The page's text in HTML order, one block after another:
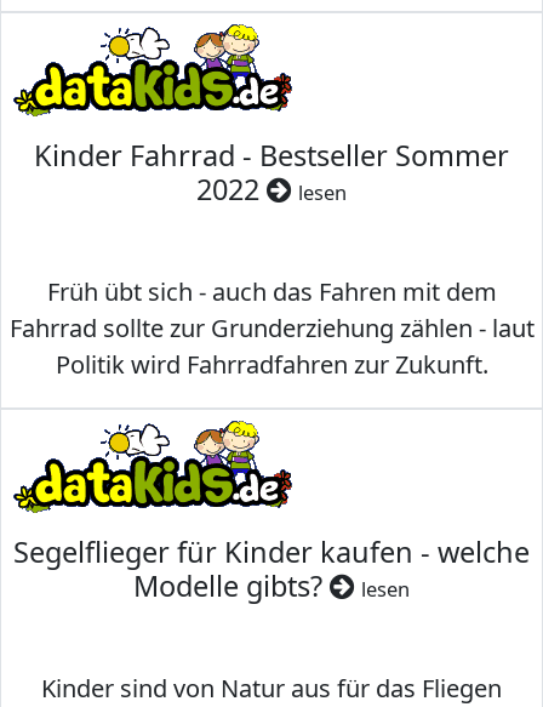
Kinder Fahrrad - Bestseller Sommer
2022
lesen
Früh übt sich - auch das Fahren mit dem
Fahrrad sollte zur Grunderziehung zählen - laut
Politik wird Fahrradfahren zur Zukunft.
Segelflieger für Kinder kaufen - welche
Modelle gibts?
lesen
Kinder sind von Natur aus für das Fliegen